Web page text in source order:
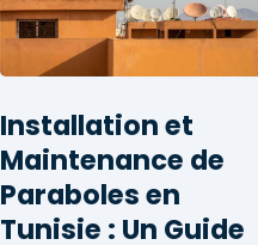
Installation et
Maintenance de
Paraboles en
Tunisie : Un Guide